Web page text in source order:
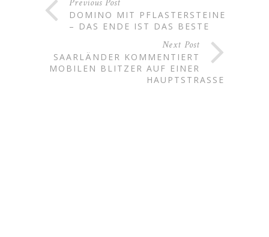
Previous Post
DOMINO MIT PFLASTERSTEINEN
– DAS ENDE IST DAS BESTE
Next Post
SAARLÄNDER KOMMENTIERT
MOBILEN BLITZER AUF EINER
HAUPTSTRASSE